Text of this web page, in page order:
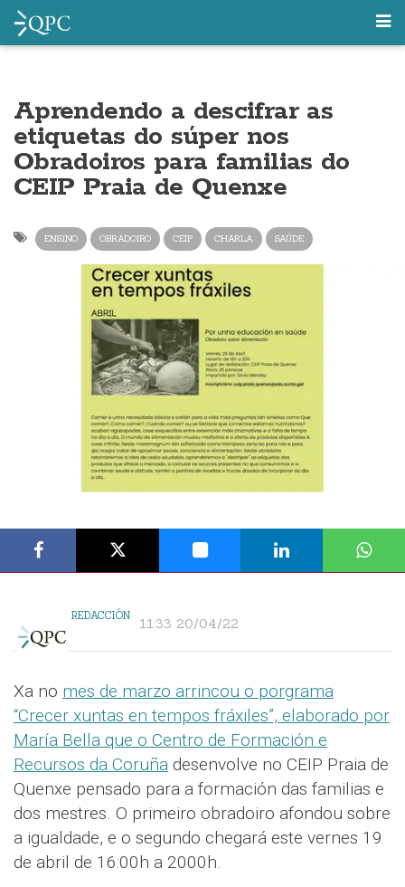
Aprendendo a descifrar as
etiquetas do súper nos
Obradoiros para familias do
CEIP Praia de Quenxe
ENSINO OBRADOIRO CEIP CHARLA SAÚDE
REDACCIÓN 11:33 20/04/22
Xa no mes de marzo arrincou o porgrama
“Crecer xuntas en tempos fráxiles”, elaborado por
María Bella que o Centro de Formación e
Recursos da Coruña desenvolve no CEIP Praia de
Quenxe pensado para a formación das familias e
dos mestres. O primeiro obradoiro afondou sobre
a igualdade, e o segundo chegará este vernes 19
de abril de 16:00h a 2000h.